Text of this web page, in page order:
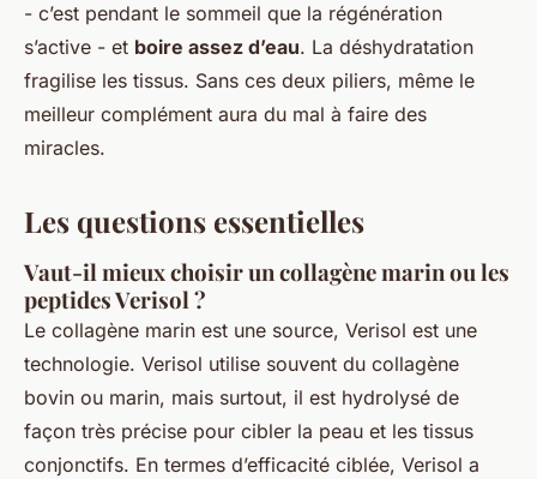
- c’est pendant le sommeil que la régénération
s’active - et boire assez d’eau. La déshydratation
fragilise les tissus. Sans ces deux piliers, même le
meilleur complément aura du mal à faire des
miracles.
Les questions essentielles
Vaut-il mieux choisir un collagène marin ou les
peptides Verisol ?
Le collagène marin est une source, Verisol est une
technologie. Verisol utilise souvent du collagène
bovin ou marin, mais surtout, il est hydrolysé de
façon très précise pour cibler la peau et les tissus
conjonctifs. En termes d’efficacité ciblée, Verisol a